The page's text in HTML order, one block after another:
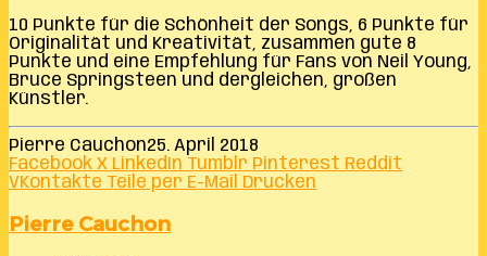
10 Punkte für die Schönheit der Songs, 6 Punkte für
Originalität und Kreativität, zusammen gute 8
Punkte und eine Empfehlung für Fans von Neil Young,
Bruce Springsteen und dergleichen, großen
Künstler.
Pierre Cauchon25. April 2018
Facebook X LinkedIn Tumblr Pinterest Reddit
VKontakte Teile per E-Mail Drucken
Pierre Cauchon